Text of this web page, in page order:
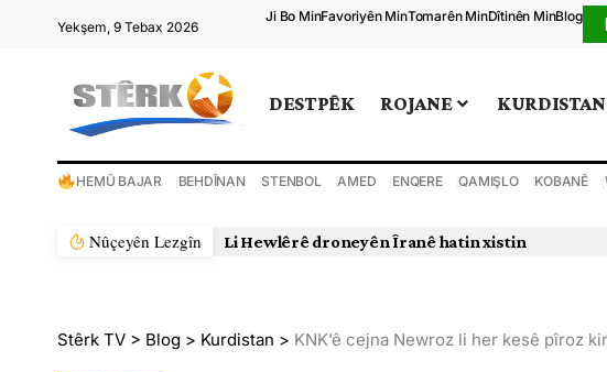
Yekşem, 9 Tebax 2026
Ji Bo MinFavoriyên MinTomarên MinDîtinên MinBlog
DESTPÊK ROJANE KURDISTAN
HEMÛ BAJAR BEHDÎNAN STENBOL AMED ENQERE QAMIŞLO KOBANÊ
Nûçeyên Lezgîn
Stêrk TV > Blog > Kurdistan > KNK’ê cejna Newroz li her kesê pîroz kir